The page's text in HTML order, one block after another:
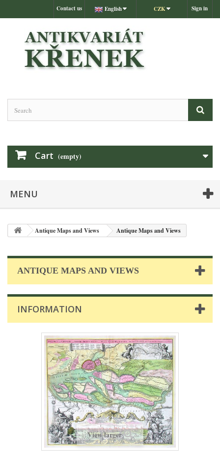
Sign in
CZK
English
Contact us
Cart (empty)
MENU
Antique Maps and Views Antique Maps and Views
ANTIQUE MAPS AND VIEWS
INFORMATION
View larger